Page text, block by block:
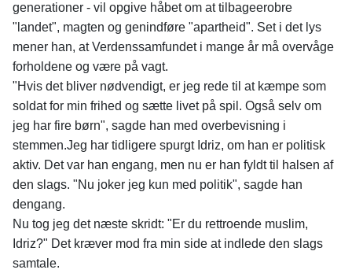
generationer - vil opgive håbet om at tilbageerobre
"landet", magten og genindføre "apartheid". Set i det lys
mener han, at Verdenssamfundet i mange år må overvåge
forholdene og være på vagt.
"Hvis det bliver nødvendigt, er jeg rede til at kæmpe som
soldat for min frihed og sætte livet på spil. Også selv om
jeg har fire børn", sagde han med overbevisning i
stemmen.Jeg har tidligere spurgt Idriz, om han er politisk
aktiv. Det var han engang, men nu er han fyldt til halsen af
den slags. "Nu joker jeg kun med politik", sagde han
dengang.
Nu tog jeg det næste skridt: "Er du rettroende muslim,
Idriz?" Det kræver mod fra min side at indlede den slags
samtale.